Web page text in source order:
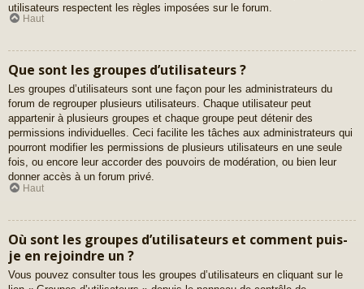
utilisateurs respectent les règles imposées sur le forum.
Haut
Que sont les groupes d’utilisateurs ?
Les groupes d’utilisateurs sont une façon pour les administrateurs du
forum de regrouper plusieurs utilisateurs. Chaque utilisateur peut
appartenir à plusieurs groupes et chaque groupe peut détenir des
permissions individuelles. Ceci facilite les tâches aux administrateurs qui
pourront modifier les permissions de plusieurs utilisateurs en une seule
fois, ou encore leur accorder des pouvoirs de modération, ou bien leur
donner accès à un forum privé.
Haut
Où sont les groupes d’utilisateurs et comment puis-
je en rejoindre un ?
Vous pouvez consulter tous les groupes d’utilisateurs en cliquant sur le